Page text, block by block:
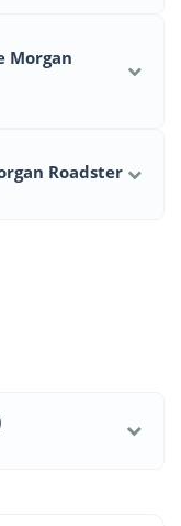
Morgan
Roadster